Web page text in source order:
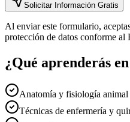
Solicitar Información Gratis
Al enviar este formulario,
protección de datos conforme al
¿Qué aprenderás
Anatomía y fisiología animal
Técnicas de enfermería y